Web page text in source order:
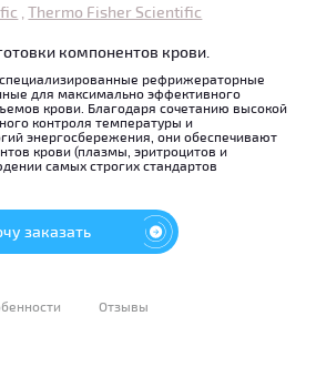
,Thermo Fisher Scientific
компонентов крови.
рефрижераторные
для максимально эффективного
крови. Благодаря сочетанию высокой
контроля температуры и
энергосбережения, они обеспечивают
крови (плазмы, эритроцитов и
самых строгих стандартов
заказать
Отзывы